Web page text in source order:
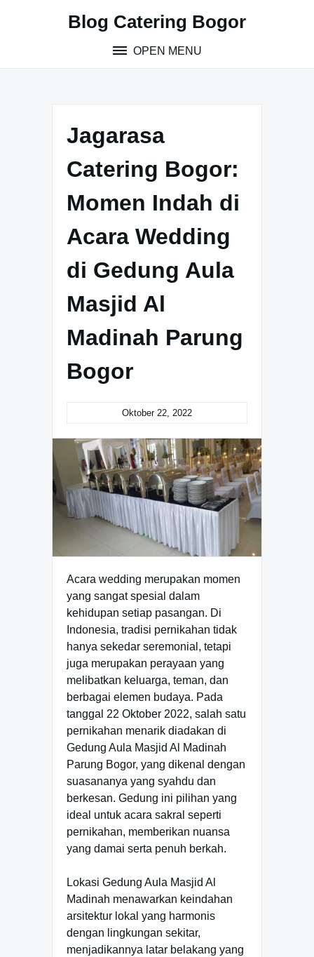
Blog Catering Bogor
OPEN MENU
Jagarasa
Catering Bogor:
Momen Indah di
Acara Wedding
di Gedung Aula
Masjid Al
Madinah Parung
Bogor
Oktober 22, 2022
Acara wedding merupakan momen
yang sangat spesial dalam
kehidupan setiap pasangan. Di
Indonesia, tradisi pernikahan tidak
hanya sekedar seremonial, tetapi
juga merupakan perayaan yang
melibatkan keluarga, teman, dan
berbagai elemen budaya. Pada
tanggal 22 Oktober 2022, salah satu
pernikahan menarik diadakan di
Gedung Aula Masjid Al Madinah
Parung Bogor, yang dikenal dengan
suasananya yang syahdu dan
berkesan. Gedung ini pilihan yang
ideal untuk acara sakral seperti
pernikahan, memberikan nuansa
yang damai serta penuh berkah.
Lokasi Gedung Aula Masjid Al
Madinah menawarkan keindahan
arsitektur lokal yang harmonis
dengan lingkungan sekitar,
menjadikannya latar belakang yang